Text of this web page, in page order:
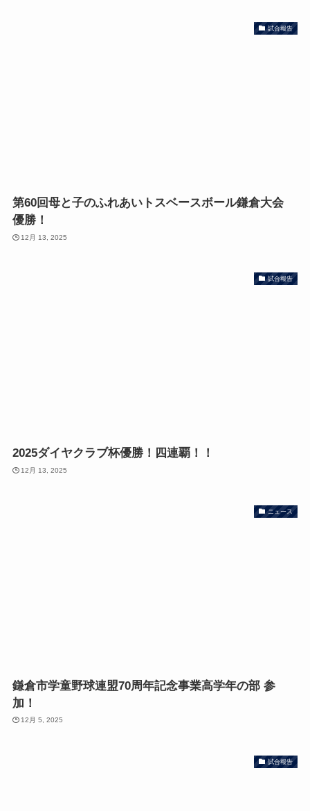
試合報告
第60回母と子のふれあいトスベースボール鎌倉大会
優勝！
12月 13, 2025
試合報告
2025ダイヤクラブ杯優勝！四連覇！！
12月 13, 2025
ニュース
鎌倉市学童野球連盟70周年記念事業高学年の部 参
加！
12月 5, 2025
試合報告